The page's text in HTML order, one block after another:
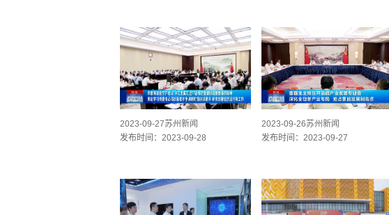
2023-09-27苏州新闻
发布时间：2023-09-28
2023-09-26苏州新闻
发布时间：2023-09-27